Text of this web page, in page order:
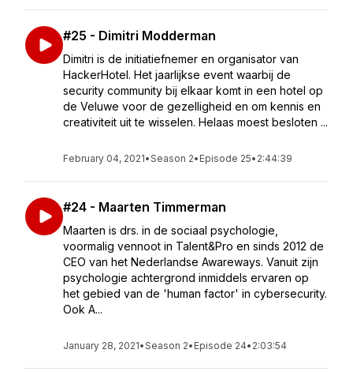
#25 - Dimitri Modderman
Dimitri is de initiatiefnemer en organisator van
HackerHotel. Het jaarlijkse event waarbij de
security community bij elkaar komt in een hotel op
de Veluwe voor de gezelligheid en om kennis en
creativiteit uit te wisselen. Helaas moest besloten ...
February 04, 2021•Season 2• Episode 25• 2:44:39
#24 - Maarten Timmerman
Maarten is drs. in de sociaal psychologie,
voormalig vennoot in Talent&Pro en sinds 2012 de
CEO van het Nederlandse Awareways. Vanuit zijn
psychologie achtergrond inmiddels ervaren op
het gebied van de 'human factor' in cybersecurity.
Ook A...
January 28, 2021•Season 2• Episode 24• 2:03:54